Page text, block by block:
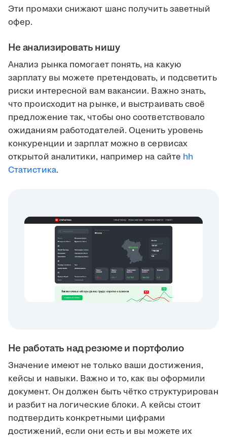
Эти промахи снижают шанс получить заветный
офер.
Не анализировать нишу
Анализ рынка помогает понять, на какую
зарплату вы можете претендовать, и подсветить
риски интересной вам вакансии. Важно знать,
что происходит на рынке, и выстраивать своё
предложение так, чтобы оно соответствовало
ожиданиям работодателей. Оценить уровень
конкуренции и зарплат можно в сервисах
открытой аналитики, например на сайте hh
Статистика.
Не работать над резюме и портфолио
Значение имеют не только ваши достижения,
кейсы и навыки. Важно и то, как вы оформили
документ. Он должен быть чётко структурирован
и разбит на логические блоки. А кейсы стоит
подтвердить конкретными цифрами
достижений, если они есть и вы можете их